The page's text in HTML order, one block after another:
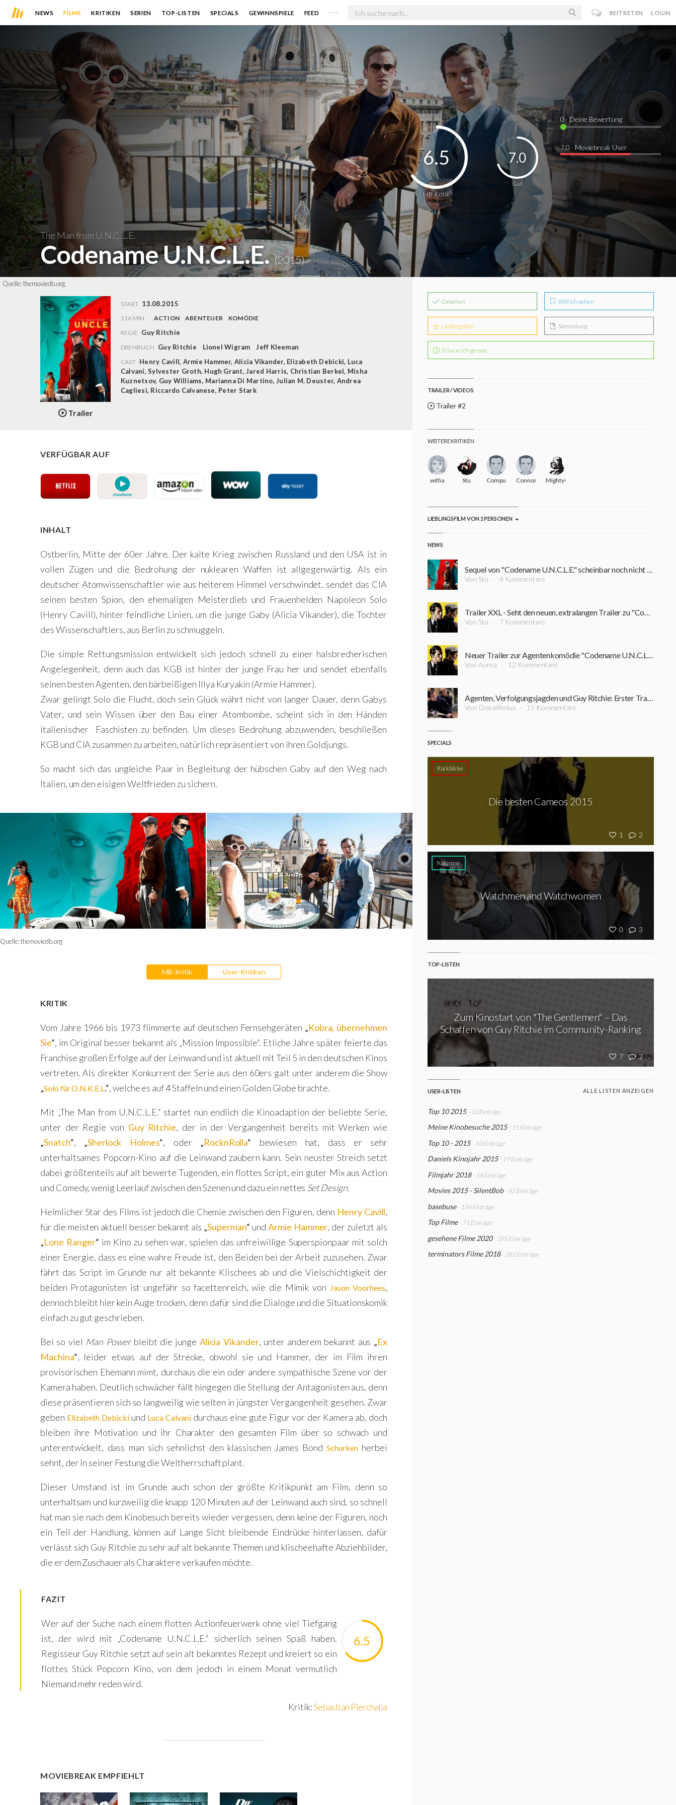
NEWS FILME KRITIKEN SERIEN TOP-LISTEN SPECIALS GEWINNSPIELE FEED . . . BEITRETEN LOGIN
The Man from U.N.C.L.E.
Codename U.N.C.L.E.(2015)
MB-Kritik
6.5
Gut
7.0
0· Deine Bewertung
7.0 · Moviebreak User
Quelle:themoviedb.org
Trailer
START 13.08.2015
116 MIN ACTION ABENTEUER
KOMÖDIE
REGIE Guy Ritchie
DREHBUCH Guy Ritchie Lionel Wigram Jeff Kleeman
CAST Henry Cavill, Armie Hammer, Alicia Vikander, Elizabeth Debicki, Luca
Calvani,Sylvester Groth, Hugh Grant,Jared Harris, Christian Berkel, Misha
Kuznetsov, Guy Williams, Marianna Di Martino,Julian M. Deuster, Andrea
Cagliesi, Riccardo Calvanese, Peter Stark
VERFÜGBAR AUF
INHALT
Ostberlin, Mitte der 60er Jahre. Der kalte Krieg zwischen Russland und den USA ist in
vollen Zügen und die Bedrohung der nuklearen Waffen ist allgegenwärtig. Als ein
deutscher Atomwissenschaftler wie aus heiterem Himmel verschwindet, sendet das CIA
seinen besten Spion, den ehemaligen Meisterdieb und Frauenhelden Napoleon Solo
(Henry Cavill), hinter feindliche Linien, um die junge Gaby (Alicia Vikander), die Tochter
des Wissenschaftlers, aus Berlin zu schmuggeln.
Die simple Rettungsmission entwickelt sich jedoch schnell zu einer halsbrecherischen
Angelegenheit, denn auch das KGB ist hinter der junge Frau her und sendet ebenfalls
seinen besten Agenten, den bärbeißigen Illya Kuryakin (Armie Hammer).
Zwar gelingt Solo die Flucht, doch sein Glück währt nicht von langer Dauer, denn Gabys
Vater, und sein Wissen über den Bau einer Atombombe, scheint sich in den Händen
italienischer Faschisten zu befinden. Um dieses Bedrohung abzuwenden, beschließen
KGB und CIA zusammen zu arbeiten, natürlich repräsentiert von ihren Goldjungs.
So macht sich das ungleiche Paar in Begleitung der hübschen Gaby auf den Weg nach
Italien, um den eisigen Weltfrieden zu sichern.
Quelle:themoviedb.org
MB-Kritik User-Kritiken
KRITIK
Vom Jahre 1966 bis 1973 flimmerte auf deutschen Fernsehgeräten „Kobra, übernehmen
Sie“, im Original besser bekannt als „Mission Impossible“. Etliche Jahre später feierte das
Franchise großen Erfolge auf der Leinwand und ist aktuell mit Teil 5 in den deutschen Kinos
vertreten.Als direkter Konkurrent der Serie aus den 60ers galt unter anderem die Show
„Solo für O.N.K.E.L.“, welche es auf 4 Staffeln und einen Golden Globe brachte.
Mit „The Man from U.N.C.L.E.“ startet nun endlich die Kinoadaption der beliebte Serie,
unter der Regie von Guy Ritchie, der in der Vergangenheit bereits mit Werken wie
„Snatch“, „Sherlock Holmes“, oder „RocknRolla“ bewiesen hat, dass er sehr
unterhaltsames Popcorn-Kino auf die Leinwand zaubern kann. Sein neuster Streich setzt
dabei größtenteils auf alt bewerte Tugenden, ein flottes Script, ein guter Mix aus Action
und Comedy, wenig Leerlauf zwischen den Szenen und dazu ein nettes Set Design.
Heimlicher Star des Films ist jedoch die Chemie zwischen den Figuren, denn Henry Cavill,
für die meisten aktuell besser bekannt als „Superman“ und Armie Hammer, der zuletzt als
„Lone Ranger“ im Kino zu sehen war, spielen das unfreiwillige Superspionpaar mit solch
einer Energie, dass es eine wahre Freude ist, den Beiden bei der Arbeit zuzusehen. Zwar
fährt das Script im Grunde nur alt bekannte Klischees ab und die Vielschichtigkeit der
beiden Protagonisten ist ungefähr so facettenreich, wie die Mimik von Jason Voorhees,
dennoch bleibt hier kein Auge trocken, denn dafür sind die Dialoge und die Situationskomik
einfach zu gut geschrieben.
Bei so viel Man Powerbleibt die junge Alicia Vikander, unter anderem bekannt aus „Ex
Machina“, leider etwas auf der Strecke, obwohl sie und Hammer, der im Film ihren
provisorischen Ehemann mimt, durchaus die ein oder andere sympathische Szene vor der
Kamera haben. Deutlich schwächer fällt hingegen die Stellung der Antagonisten aus, denn
diese präsentieren sich so langweilig wie selten in jüngster Vergangenheit gesehen. Zwar
geben Elizabeth Debicki und Luca Calvani durchaus eine gute Figur vor der Kamera ab, doch
bleiben ihre Motivation und ihr Charakter den gesamten Film über so schwach und
unterentwickelt, dass man sich sehnlichst den klassischen James BondSchurkenherbei
sehnt, der in seiner Festung die Weltherrschaft plant.
Dieser Umstand ist im Grunde auch schon der größte Kritikpunkt am Film, denn so
unterhaltsam und kurzweilig die knapp 120 Minuten auf der Leinwand auch sind, so schnell
hat man sie nach dem Kinobesuch bereits wieder vergessen, denn keine der Figuren, noch
ein Teil der Handlung, können auf Lange Sicht bleibende Eindrücke hinterlassen, dafür
verlässt sich Guy Ritchie zu sehr auf alt bekannte Themen und klischeehafte Abziehbilder,
die er dem Zuschauer als Charaktere verkaufen möchte.
FAZIT
6.5
Wer auf der Suche nach einem flotten Actionfeuerwerk ohne viel Tiefgang
ist, der wird mit „Codename U.N.C.L.E.“ sicherlich seinen Spaß haben.
Regisseur Guy Ritchie setzt auf sein alt bekanntes Rezept und kreiert so ein
flottes Stück Popcorn Kino, von dem jedoch in einem Monat vermutlich
Niemand mehr reden wird.
Kritik:Sebastian Pierchalla
MOVIEBREAK EMPFIEHLT
Gesehen Will ich sehen
Lieblingsfilm Sammlung
Schaue ich gerade
TRAILER / VIDEOS
Trailer #2
WEITERE KRITIKEN
witha Stu ComputerdragonConnorJMacleod
MightyG
LIEBLINGSFILM VON 1 PERSONEN
NEWS
Sequel von "Codename U.N.C.L.E." scheinbar noch nicht vom Tisch
Von Stu 4 Kommentare
Trailer XXL - Seht den neuen, extralangen Trailer zu "Codename U.N.C.L.E."
Von Stu 7 Kommentare
Neuer Trailer zur Agentenkomödie "Codename U.N.C.L.E."
Von Aurea 12 Kommentare
Agenten, Verfolgungsjagden und Guy Ritchie: Erster Trailer zu "The Man from U.N.C.L.E."
Von OnealRedux 15 Kommentare
SPECIALS
Rückblicke
1 2
Die besten Cameos 2015
Kolumne
0 3
Watchmen and Watchwomen
TOP-LISTEN
7 2
Zum Kinostart von "The Gentlemen" – Das
Schaffen von Guy Ritchie im Community-Ranking
USER-LISTEN ALLE LISTEN ANZEIGEN
Top 10 2015 - 10 Einträge
Meine Kinobesuche 2015 - 11 Einträge
Top 10 - 2015 - 10 Einträge
Daniels Kinojahr 2015 - 19 Einträge
Filmjahr 2018 - 58 Einträge
Movies 2015 - SilentBob - 42 Einträge
basebuse - 154 Einträge
Top Filme - 71 Einträge
gesehene Filme 2020 - 395 Einträge
terminators Filme 2018 - 282 Einträge